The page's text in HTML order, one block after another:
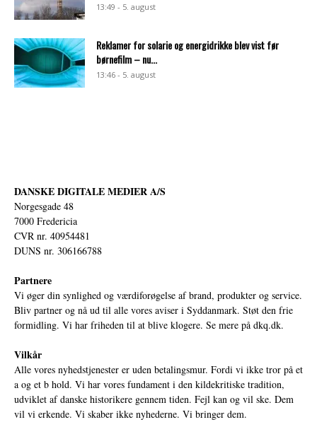
13:49 - 5. august
Reklamer for solarie og energidrikke blev vist før
børnefilm – nu...
13:46 - 5. august
DANSKE DIGITALE MEDIER A/S
Norgesgade 48
7000 Fredericia
CVR nr. 40954481
DUNS nr. 306166788
Partnere
Vi øger din synlighed og værdiforøgelse af brand, produkter og service.
Bliv partner og nå ud til alle vores aviser i Syddanmark. Støt den frie
formidling. Vi har friheden til at blive klogere. Se mere på dkq.dk.
Vilkår
Alle vores nyhedstjenester er uden betalingsmur. Fordi vi ikke tror på et
a og et b hold. Vi har vores fundament i den kildekritiske tradition,
udviklet af danske historikere gennem tiden. Fejl kan og vil ske. Dem
vil vi erkende. Vi skaber ikke nyhederne. Vi bringer dem.